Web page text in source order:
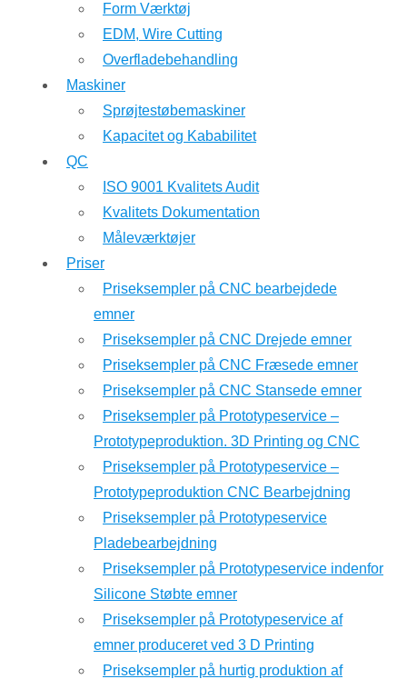
Form Værktøj
EDM, Wire Cutting
Overfladebehandling
Maskiner
Sprøjtestøbemaskiner
Kapacitet og Kababilitet
QC
ISO 9001 Kvalitets Audit
Kvalitets Dokumentation
Måleværktøjer
Priser
Priseksempler på CNC bearbejdede
emner
Priseksempler på CNC Drejede emner
Priseksempler på CNC Fræsede emner
Priseksempler på CNC Stansede emner
Priseksempler på Prototypeservice –
Prototypeproduktion. 3D Printing og CNC
Priseksempler på Prototypeservice –
Prototypeproduktion CNC Bearbejdning
Priseksempler på Prototypeservice
Pladebearbejdning
Priseksempler på Prototypeservice indenfor
Silicone Støbte emner
Priseksempler på Prototypeservice af
emner produceret ved 3 D Printing
Priseksempler på hurtig produktion af